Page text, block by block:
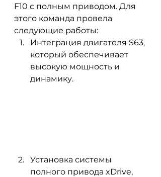
F10 с полным приводом. Для
этого команда провела
следующие работы:
Интеграция двигателя S63,
который обеспечивает
высокую мощность и
динамику.
Установка системы
полного привода xDrive,